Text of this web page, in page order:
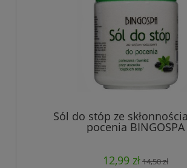
Sól do stóp ze
pocenia BINGOSPA
12,99 zł14,50 zł